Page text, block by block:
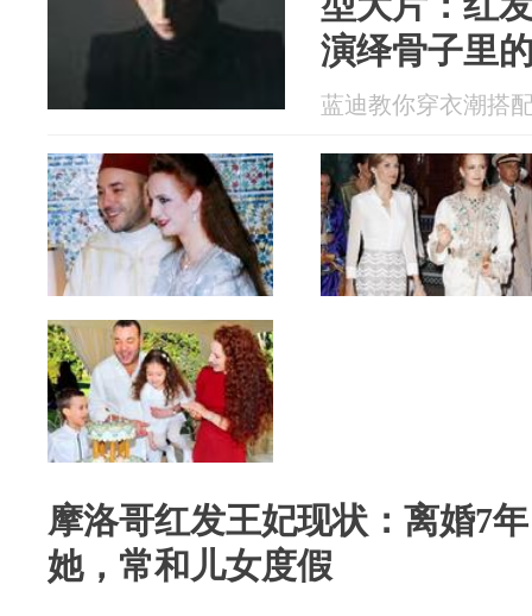
演绎骨子里
蓝迪教你穿衣潮搭
摩洛哥红发王妃现状：离婚7
她，常和儿女度假